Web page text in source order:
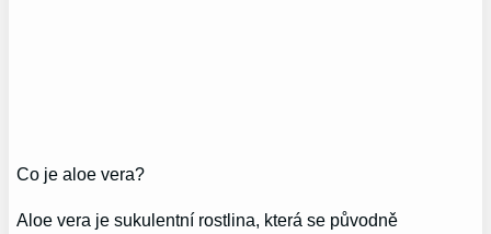
Co je aloe vera?
Aloe vera je sukulentní rostlina, která se původně